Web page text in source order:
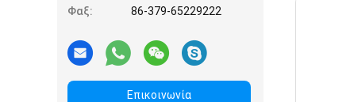
Φαξ:
86-379-65229222
Επικοινωνία